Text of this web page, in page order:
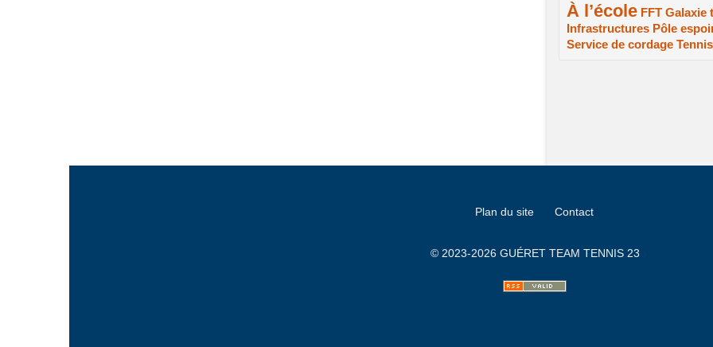
À l’école
2/2 FFT
1/2 Galaxie
1/2
Infrastructures
1/2 Pôle
1/2
Service de cordage
1/2
1/2
Plan du site Contact
© 2023-2026 GUÉRET TEAM TENNIS 23